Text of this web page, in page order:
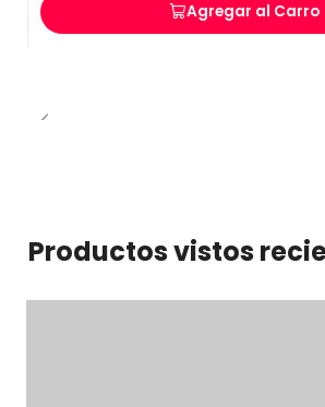
Agregar al Carro
Productos vistos